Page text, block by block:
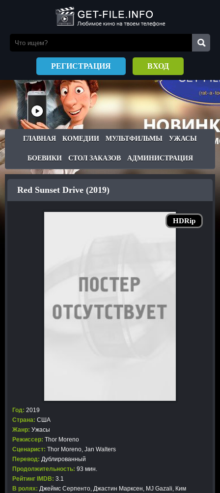
РЕГИСТРАЦИЯ ВХОД
ГЛАВНАЯ КОМЕДИИ МУЛЬТФИЛЬМЫ УЖАСЫ
БОЕВИКИ СТОЛ ЗАКАЗОВ АДМИНИСТРАЦИЯ
HDRip
Red Sunset Drive (2019)
Год: 2019
Страна: США
Жанр: Ужасы
Режиссер: Thor Moreno
Сценарист: Thor Moreno, Jan Walters
Перевод: Дублированный
Продолжительность: 93 мин.
Рейтинг IMDB: 3.1
В ролях: Джеймс Серпенто, Джастин Марксен, MJ Gazali, Ким